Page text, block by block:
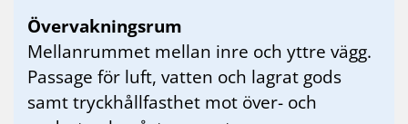
Övervakningsrum
Mellanrummet mellan inre och yttre vägg.
Passage för luft, vatten och lagrat gods
samt tryckhållfasthet mot över- och